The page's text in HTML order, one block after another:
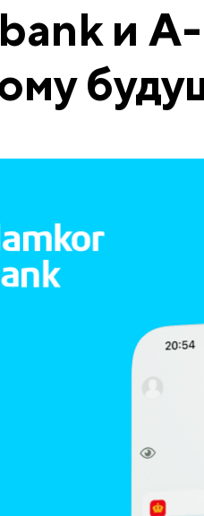
и